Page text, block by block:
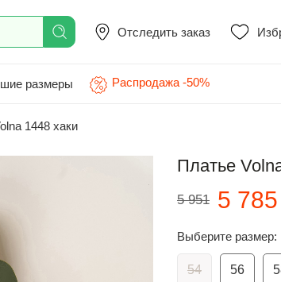
Отследить заказ
размеры Распродажа -50%
1448 хаки
Платье
5 951 5 785
Выберите размер:
54 56